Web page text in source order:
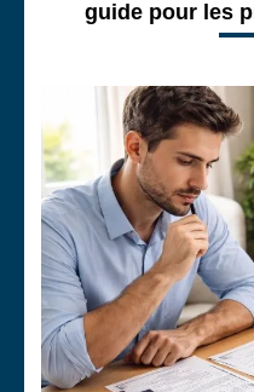
guide pour les